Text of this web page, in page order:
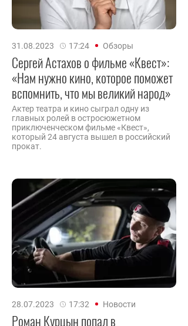
31.08.2023 17:24 Обзоры
Сергей Астахов о фильме «Квест»:
«Нам нужно кино, которое поможет
вспомнить, что мы великий народ»
Актер театра и кино сыграл одну из
главных ролей в остросюжетном
приключенческом фильме «Квест»,
который 24 августа вышел в российский
прокат.
28.07.2023 17:32 Новости
Роман Курцын попал в